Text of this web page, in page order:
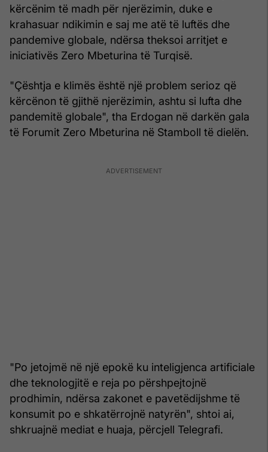
kërcënim të madh për njerëzimin, duke e
krahasuar ndikimin e saj me atë të luftës dhe
pandemive globale, ndërsa theksoi arritjet e
iniciativës Zero Mbeturina të Turqisë.
"Çështja e klimës është një problem serioz që
kërcënon të gjithë njerëzimin, ashtu si lufta dhe
pandemitë globale", tha Erdogan në darkën gala
të Forumit Zero Mbeturina në Stamboll të dielën.
"Po jetojmë në një epokë ku inteligjenca artificiale
dhe teknologjitë e reja po përshpejtojnë
prodhimin, ndërsa zakonet e pavetëdijshme të
konsumit po e shkatërrojnë natyrën", shtoi ai,
shkruajnë mediat e huaja, përcjell Telegrafi.